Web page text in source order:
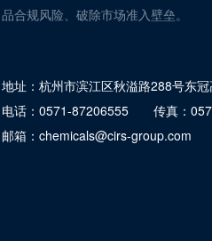
品合规风险、破除市场准入壁垒。
地址： 杭州市滨江区秋溢路288号东
电话： 0571-87206555 传真：
邮箱： chemicals@cirs-group.com